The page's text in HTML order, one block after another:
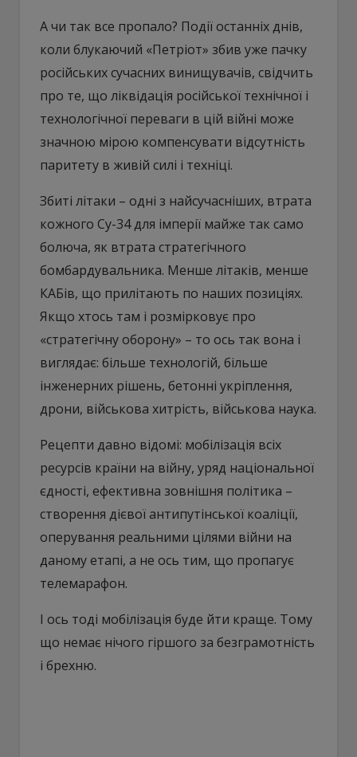
А чи так все пропало? Події останніх днів,
коли блукаючий «Петріот» збив уже пачку
російських сучасних винищувачів, свідчить
про те, що ліквідація російської технічної і
технологічної переваги в цій війні може
значною мірою компенсувати відсутність
паритету в живій силі і техніці.
Збиті літаки – одні з найсучасніших, втрата
кожного Су-34 для імперії майже так само
болюча, як втрата стратегічного
бомбардувальника. Менше літаків, менше
КАБів, що прилітають по наших позиціях.
Якщо хтось там і розмірковує про
«стратегічну оборону» – то ось так вона і
виглядає: більше технологій, більше
інженерних рішень, бетонні укріплення,
дрони, військова хитрість, військова наука.
Рецепти давно відомі: мобілізація всіх
ресурсів країни на війну, уряд національної
єдності, ефективна зовнішня політика –
створення дієвої антипутінської коаліції,
оперування реальними цілями війни на
даному етапі, а не ось тим, що пропагує
телемарафон.
І ось тоді мобілізація буде йти краще. Тому
що немає нічого гіршого за безграмотність
і брехню.